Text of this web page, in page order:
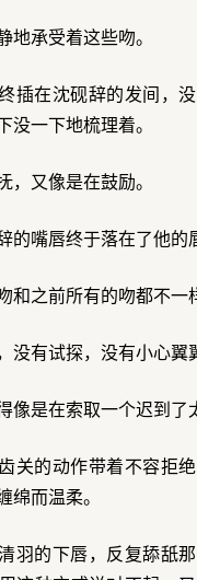
地承受着这些吻。
插在沈砚辞的发间，
没一下地梳理着。
，又像是在鼓励。
的嘴唇终于落在了他的
和之前所有的吻都不一
没有试探，没有小心翼
像是在索取一个迟到了
关的动作带着不容拒
绵而温柔。
羽的下唇，反复舔舐